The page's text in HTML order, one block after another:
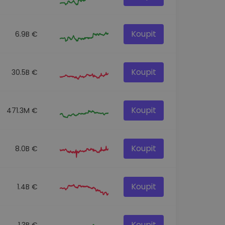
6.9B € Koupit
30.5B € Koupit
471.3M € Koupit
8.0B € Koupit
1.4B € Koupit